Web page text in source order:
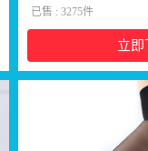
已售 : 3275件
立